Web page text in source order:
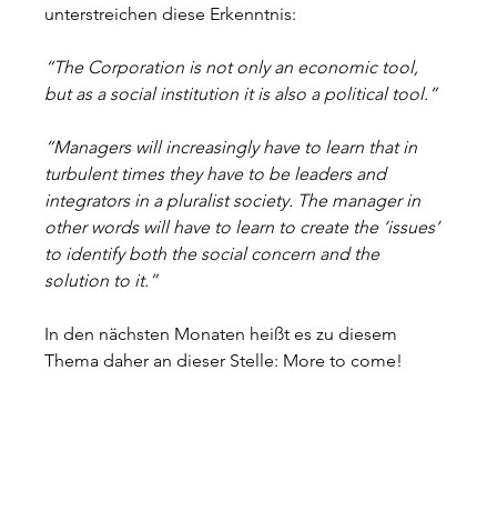
unterstreichen diese Erkenntnis:
“The Corporation is not only an economic tool,
but as a social institution it is also a political tool.”
“Managers will increasingly have to learn that in
turbulent times they have to be leaders and
integrators in a pluralist society. The manager in
other words will have to learn to create the ‘issues’
to identify both the social concern and the
solution to it.”
In den nächsten Monaten heißt es zu diesem
Thema daher an dieser Stelle: More to come!